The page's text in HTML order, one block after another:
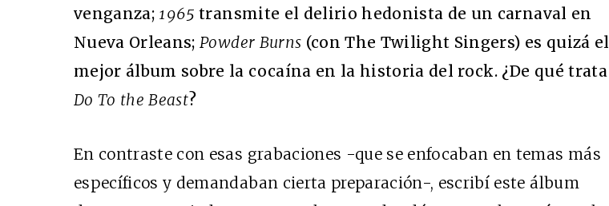
venganza; 1965 transmite el delirio hedonista de un carnaval en
Nueva Orleans;Powder Burns (con The Twilight Singers) es quizá el
mejor álbum sobre la cocaína en la historia del rock. ¿De qué trata
Do To the Beast?
En contraste con esas grabaciones -que se enfocaban en temas más
específicos y demandaban cierta preparación-, escribí este álbum